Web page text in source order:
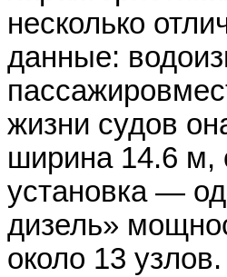
несколько
данные:
жизни судов
ширина 14.6 м,
установка —
дизель»
около 13 узлов.